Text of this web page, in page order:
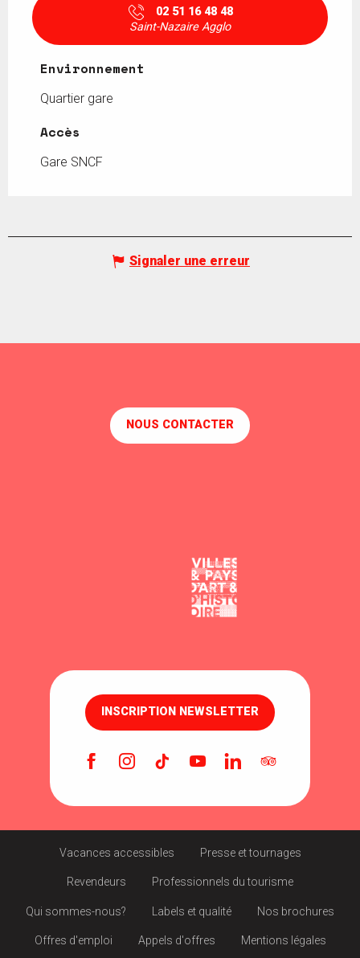
02 51 16 48 48
Saint-Nazaire Agglo
Environnement
Environnement
Quartier gare
Accès
Accès
Gare SNCF
Signaler une erreur
NOUS CONTACTER
INSCRIPTION NEWSLETTER
Vacances accessibles Presse et tournages
Revendeurs Professionnels du tourisme
Qui sommes-nous? Labels et qualité Nos brochures
Offres d'emploi Appels d'offres Mentions légales